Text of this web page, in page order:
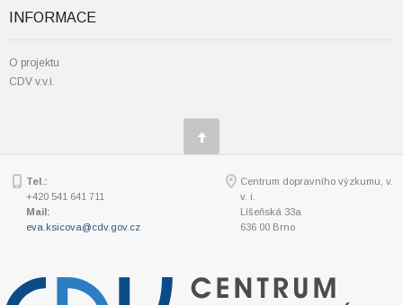
INFORMACE
O projektu
CDV v.v.i.
Tel.:
+420 541 641 711
Mail:
eva.ksicova@cdv.gov.cz
Centrum dopravního výzkumu, v.
v. i.
Líšeňská 33a
636 00 Brno